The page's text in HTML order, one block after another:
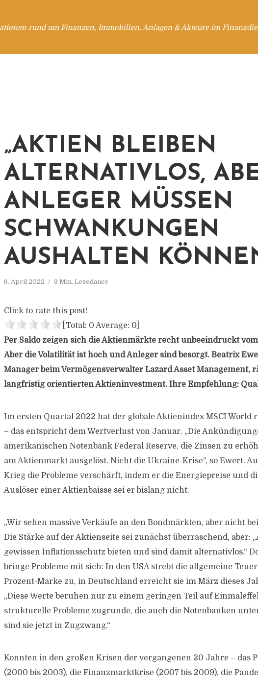
rund um Finanzen, Immobilien, Anlagen & Akteure im
„AKTIEN BLEIBEN
ALTERNATIVLOS,
ANLEGER MÜSSEN
SCHWANKUNGEN
AUSHALTEN
6. April 2022 3 Min. Lesedauer
Click to rate this post!
[Total: 0 Average: 0
Per Saldo zeigen sich die Aktienmärkte recht unbeeindruckt
Aber die Volatilität ist hoch und Anleger sind besorgt. Beatrix
Manager beim Vermögensverwalter Lazard Asset Management,
langfristig orientierten Aktieninvestment. Ihre Empfehlung:
Im ersten Quartal 2022 hat der globale Aktienindex MSCI World
– das entspricht dem Wertverlust von Januar. „Die
amerikanischen Notenbank Federal Reserve, die Zinsen zu
am Aktienmarkt ausgelöst. Nicht die Ukraine-Krise“, so Ewert.
Krieg die Probleme verschärft, indem er die Energiepreise und
Auslöser einer Aktienbaisse sei er bislang nicht.
„Wir sehen massive Verkäufe an den Bondmärkten, aber nicht
Die Stärke auf der Aktienseite sei zunächst überraschend, aber:
gewissen Inflationsschutz bieten und sind damit alternativlos.“
bringe Probleme mit sich: In den USA strebt die allgemeine
Prozent-Marke zu, in Deutschland erreicht sie im März dieses
„Diese Werte beruhen nur zu einem geringen Teil auf
strukturelle Probleme zugrunde, die auch die Notenbanken
sind sie jetzt in Zugzwang.“
Konnten in den großen Krisen der vergangenen 20 Jahre – das
(2000 bis 2003), die Finanzmarktkrise (2007 bis 2009), die